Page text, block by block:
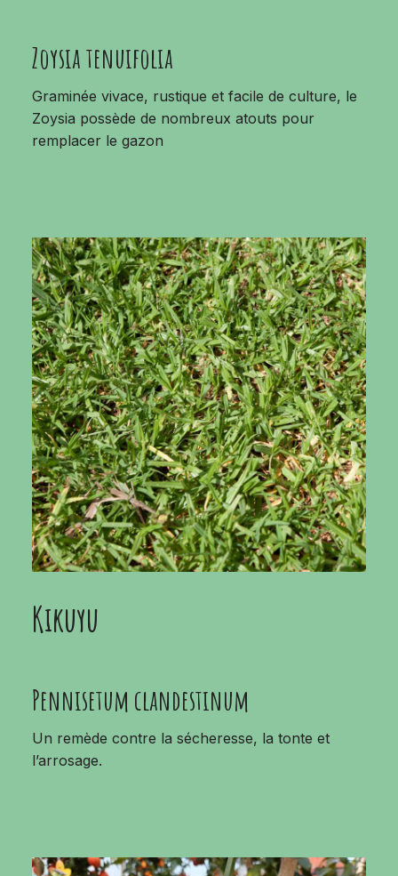
Zoysia tenuifolia
Graminée vivace, rustique et facile de culture, le
Zoysia possède de nombreux atouts pour
remplacer le gazon
Kikuyu
Pennisetum clandestinum
Un remède contre la sécheresse, la tonte et
l’arrosage.